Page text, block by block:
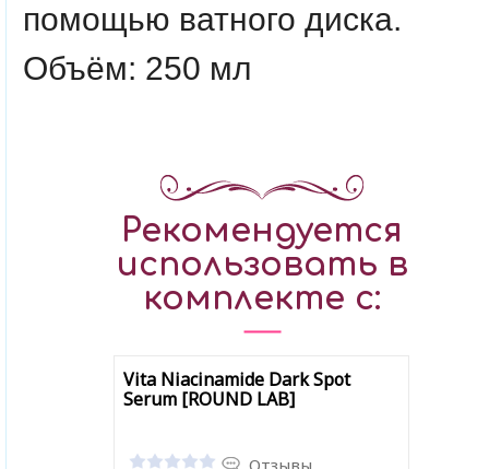
помощью ватного диска.
Объём: 250 мл
Рекомендуется
использовать в
комплекте с:
Vita Niacinamide Dark Spot
Serum [ROUND LAB]
Отзывы